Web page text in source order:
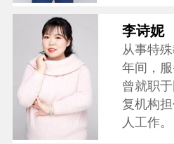
李诗妮
从事特
年间，
曾就职
复机构
人工作。